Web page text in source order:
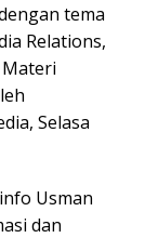
tema
Relations,
Materi
Selasa
Usman
dan